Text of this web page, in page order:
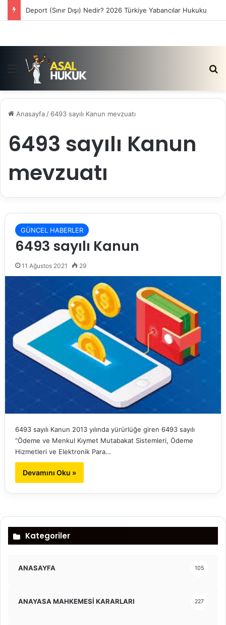
Deport (Sınır Dışı) Nedir? 2026 Türkiye Yabancılar Hukuku
Menü
Anasayfa / 6493 sayılı Kanun mevzuatı
6493 sayılı Kanun
mevzuatı
GÜNCEL HABERLER
6493 sayılı Kanun
11 Ağustos 2021 29
6493 sayılı Kanun 2013 yılında yürürlüğe giren 6493 sayılı
“Ödeme ve Menkul Kıymet Mutabakat Sistemleri, Ödeme
Hizmetleri ve Elektronik Para…
Devamını Oku »
Kategoriler
ANASAYFA 105
ANAYASA MAHKEMESİ KARARLARI 227